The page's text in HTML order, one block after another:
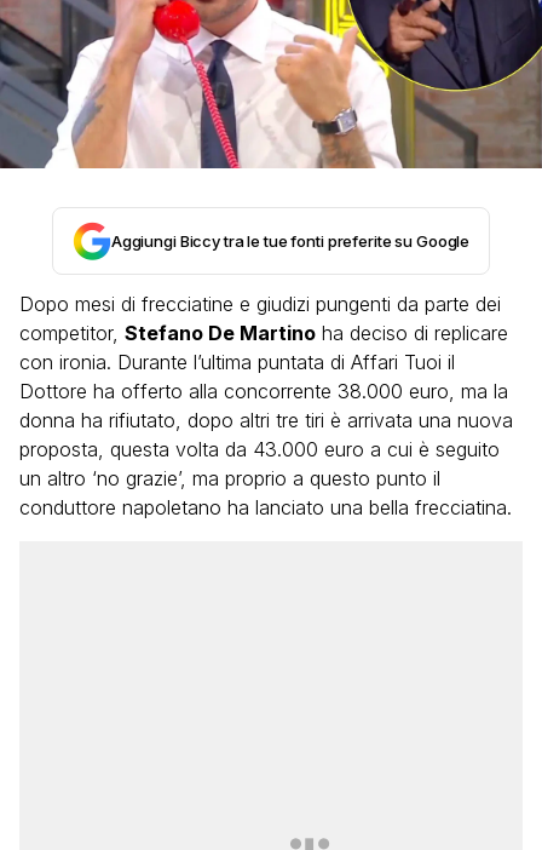
Aggiungi Biccy tra le tue fonti preferite su Google
Dopo mesi di frecciatine e giudizi pungenti da parte dei
competitor, Stefano De Martino ha deciso di replicare
con ironia. Durante l’ultima puntata di Affari Tuoi il
Dottore ha offerto alla concorrente 38.000 euro, ma la
donna ha rifiutato, dopo altri tre tiri è arrivata una nuova
proposta, questa volta da 43.000 euro a cui è seguito
un altro ‘no grazie’, ma proprio a questo punto il
conduttore napoletano ha lanciato una bella frecciatina.